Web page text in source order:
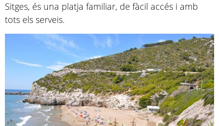
Sitges, és una platja familiar, de fàcil accés i amb
tots els serveis.